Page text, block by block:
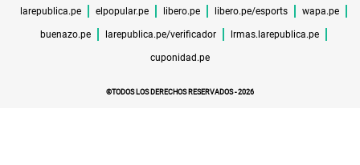
larepublica.pe elpopular.pe libero.pe libero.pe/esports wapa.pe
buenazo.pe larepublica.pe/verificador lrmas.larepublica.pe
cuponidad.pe
©TODOS LOS DERECHOS RESERVADOS -2026